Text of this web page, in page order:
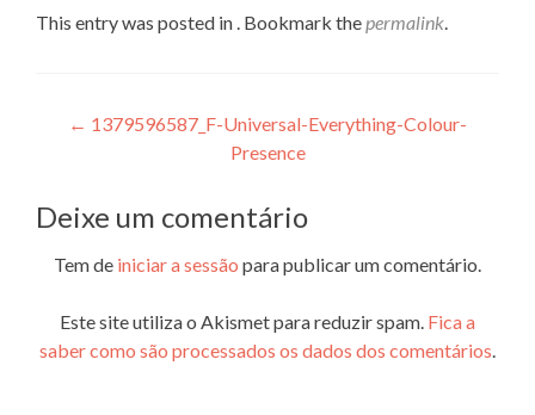
This entry was posted in . Bookmark thepermalink.
Navegação
artigos
← 1379596587_F-Universal-Everything-Colour-
Presence
Deixe um comentário
Tem de iniciar a sessão para publicar um comentário.
Este site utiliza o Akismet para reduzir spam. Fica a
saber como são processados os dados dos comentários.